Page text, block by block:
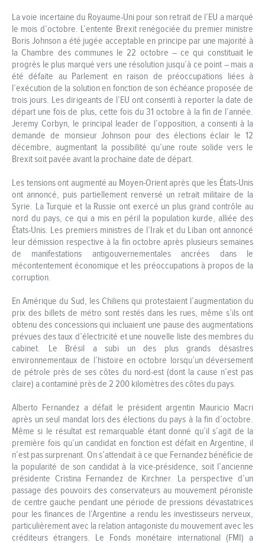
La voie incertaine du Royaume-Uni pour son retrait de l’EU a marqué
le mois d’octobre. L’entente Brexit renégociée du premier ministre
Boris Johnson a été jugée acceptable en principe par une majorité à
la Chambre des communes le 22 octobre – ce qui constituait le
progrès le plus marqué vers une résolution jusqu’à ce point – mais a
été défaite au Parlement en raison de préoccupations liées à
l’exécution de la solution en fonction de son échéance proposée de
trois jours. Les dirigeants de l’EU ont consenti à reporter la date de
départ une fois de plus, cette fois du 31 octobre à la fin de l’année.
Jeremy Corbyn, le principal leader de l’opposition, a consenti à la
demande de monsieur Johnson pour des élections éclair le 12
décembre, augmentant la possibilité qu’une route solide vers le
Brexit soit pavée avant la prochaine date de départ.
Les tensions ont augmenté au Moyen-Orient après que les États-Unis
ont annoncé, puis partiellement renversé un retrait militaire de la
Syrie. La Turquie et la Russie ont exercé un plus grand contrôle au
nord du pays, ce qui a mis en péril la population kurde, alliée des
États-Unis. Les premiers ministres de l’Irak et du Liban ont annoncé
leur démission respective à la fin octobre après plusieurs semaines
de manifestations antigouvernementales ancrées dans le
mécontentement économique et les préoccupations à propos de la
corruption.
En Amérique du Sud, les Chiliens qui protestaient l’augmentation du
prix des billets de métro sont restés dans les rues, même s’ils ont
obtenu des concessions qui incluaient une pause des augmentations
prévues des taux d’électricité et une nouvelle liste des membres du
cabinet. Le Brésil a subi un des plus grands désastres
environnementaux de l’histoire en octobre lorsqu’un déversement
de pétrole près de ses côtes du nord-est (dont la cause n’est pas
claire) a contaminé près de 2 200 kilomètres des côtes du pays.
Alberto Fernandez a défait le président argentin Mauricio Macri
après un seul mandat lors des élections du pays à la fin d’octobre.
Même si le résultat est remarquable étant donné qu’il s’agit de la
première fois qu’un candidat en fonction est défait en Argentine, il
n’est pas surprenant. On s’attendait à ce que Fernandez bénéficie de
la popularité de son candidat à la vice-présidence, soit l’ancienne
présidente Cristina Fernandez de Kirchner. La perspective d’un
passage des pouvoirs des conservateurs au mouvement péroniste
de centre gauche pendant une période de pressions dévastatrices
pour les finances de l’Argentine a rendu les investisseurs nerveux,
particulièrement avec la relation antagoniste du mouvement avec les
créditeurs étrangers. Le Fonds monétaire international (FMI) a